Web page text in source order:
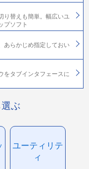
り替えも簡単。幅広いユ
プソフト
あらかじめ指定しておい
をタブインタフェースに
ぶ
ユーティリテ
ィ